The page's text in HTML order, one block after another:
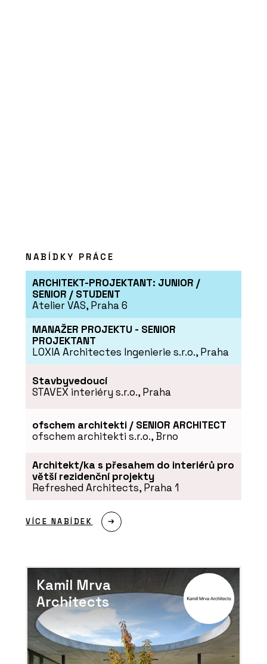
ČLÁNKY
jsou útulné a dají se snadno
recyklovat
SLUŽBY
ČLÁNKY
Rekonstrukce historického domu s
vápennou omítkou, která ctí tradici
NABÍDKY PRÁCE
ARCHITEKT-PROJEKTANT: JUNIOR /
SENIOR / STUDENT
Atelier VAS, Praha 6
MANAŽER PROJEKTU - SENIOR
PROJEKTANT
LOXIA Architectes Ingenierie s.r.o., Praha
Stavbyvedoucí
STAVEX interiéry s.r.o., Praha
ofschem architekti / SENIOR ARCHITECT
ofschem architekti s.r.o., Brno
Architekt/ka s přesahem do interiérů pro
větší rezidenční projekty
Refreshed Architects, Praha 1
VÍCE NABÍDEK
Kamil Mrva
Architects